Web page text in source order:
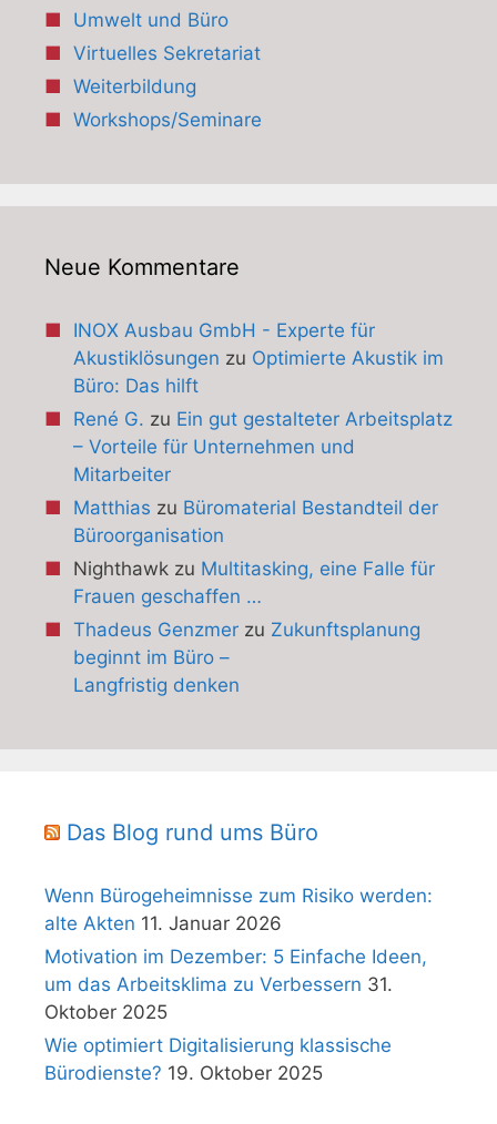
Umwelt und Büro
Virtuelles Sekretariat
Weiterbildung
Workshops/Seminare
Neue Kommentare
INOX Ausbau GmbH - Experte für
Akustiklösungen zu Optimierte Akustik im
Büro: Das hilft
René G. zu Ein gut gestalteter Arbeitsplatz
– Vorteile für Unternehmen und
Mitarbeiter
Matthias zu Büromaterial Bestandteil der
Büroorganisation
Nighthawkzu Multitasking, eine Falle für
Frauen geschaffen …
Thadeus Genzmerzu Zukunftsplanung
beginnt im Büro –
Langfristig denken
Das Blog rund ums Büro
Wenn Bürogeheimnisse zum Risiko werden:
alte Akten 11. Januar 2026
Motivation im Dezember: 5 Einfache Ideen,
um das Arbeitsklima zu Verbessern 31.
Oktober 2025
Wie optimiert Digitalisierung klassische
Bürodienste? 19. Oktober 2025